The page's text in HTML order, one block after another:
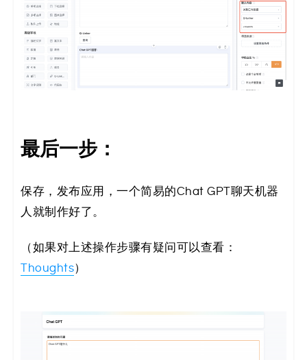
最后一步：
保存，发布应用，一个简易的Chat GPT聊天机器
人就制作好了。
（如果对上述操作步骤有疑问可以查看：
Thoughts）